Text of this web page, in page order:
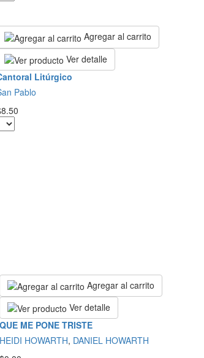
Agregar al carrito
Ver detalle
Litúrgico
Pablo
Agregar al carrito
Ver detalle
QUE ME PONE TRISTE
HEIDI HOWARTH, DANIEL HOWARTH